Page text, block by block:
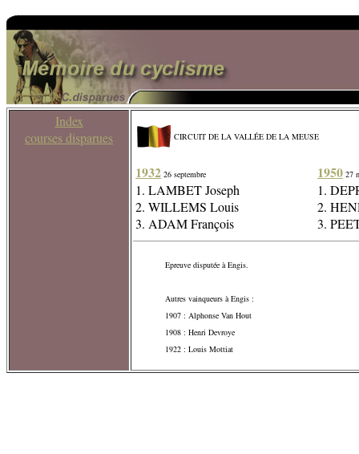
Index
courses disparues
CIRCUIT DE LA VALLÉE DE LA MEUSE
1932 26 septembre
1. LAMBET Joseph
2. WILLEMS Louis
3. ADAM François
1950 27
1.
2.
3.
Epreuve disputée à Engis.
Autres vainqueurs à Engis :
1907 : Alphonse Van Hout
1908 : Henri Devroye
1922 : Louis Mottiat